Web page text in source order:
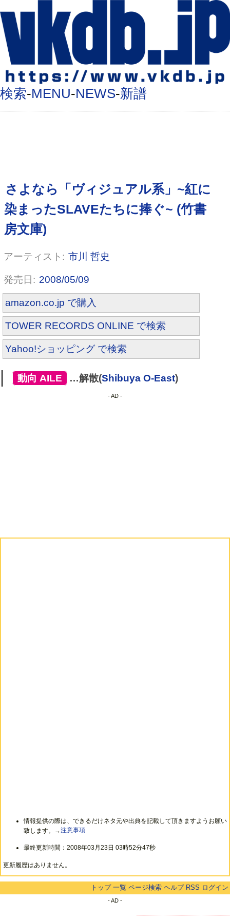
検索-MENU-NEWS-新譜
市川 哲史
2008/05/09
amazon.co.jp で購入
TOWER RECORDS ONLINE で検索
Yahoo!ショッピング で検索
動向 AILE …解散(Shibuya O-East)
- AD -
情報提供の際は、できるだけネタ元や出典を記載して頂きますようお願い
致します。→注意事項
最終更新時間：2008年03月23日 03時52分47秒
更新履歴はありません。
トップ 一覧 ページ検索 ヘルプ RSS ログイン
- AD -